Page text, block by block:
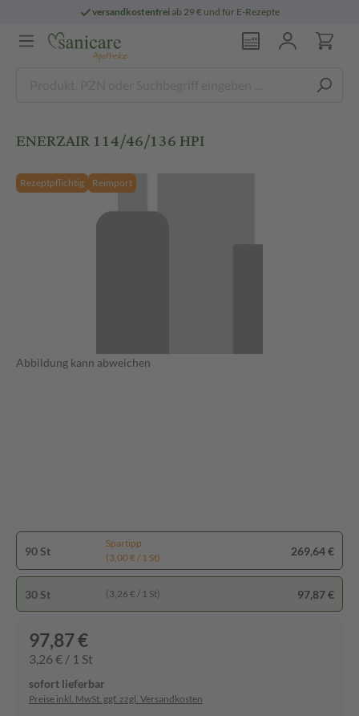
versandkostenfreiab 29 € und für E-Rezepte
ENERZAIR 114/46/136 HPI
Rezeptpflichtig Reimport
Abbildung kann abweichen
90 St
Spartipp
(3,00 € / 1 St)
269,64 €
30 St (3,26 € / 1 St) 97,87 €
97,87 €
3,26 € / 1 St
sofort lieferbar
Preise inkl. MwSt. ggf. zzgl. Versandkosten